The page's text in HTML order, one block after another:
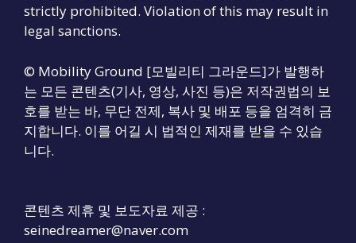
strictly prohibited. Violation of this may result in
legal sanctions.
© Mobility Ground [모빌리티 그라운드]가 발행하
는 모든 콘텐츠(기사, 영상, 사진 등)은 저작권법의 보
호를 받는 바, 무단 전제, 복사 및 배포 등을 엄격히 금
지합니다. 이를 어길 시 법적인 제재를 받을 수 있습
니다.
콘텐츠 제휴 및 보도자료 제공 :
seinedreamer@naver.com